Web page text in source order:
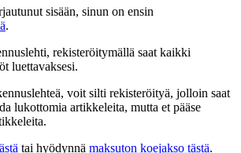
sisään, sinun on ensin
.
rekisteröitymällä saat kaikki
luettavaksesi.
voit silti rekisteröityä, jolloin saat
lukottomia artikkeleita, mutta et pääse
tai hyödynnä maksuton koejakso tästä.